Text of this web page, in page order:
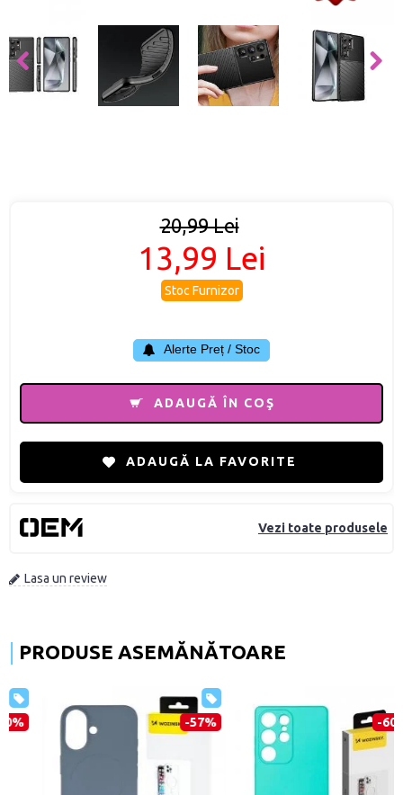
Vezi toate produsele
Lasa un review
20,99 Lei
13,99 Lei
Stoc Furnizor
Alerte Preț / Stoc
ADAUGĂ ÎN COŞ
ADAUGĂ LA FAVORITE
PRODUSE ASEMĂNĂTOARE
-57% -60%